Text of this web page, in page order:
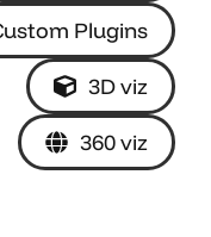
Plugins
3D viz
360 viz